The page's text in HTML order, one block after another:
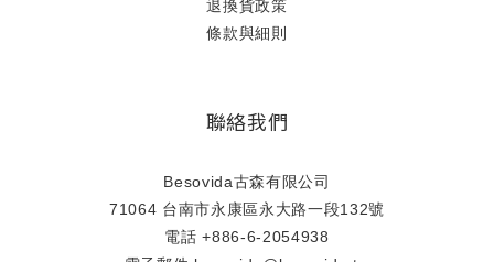
退換貨政策
條款與細則
聯絡我們
Besovida古森有限公司
71064 台南市永康區永大路一段132號
電話 +886-6-2054938